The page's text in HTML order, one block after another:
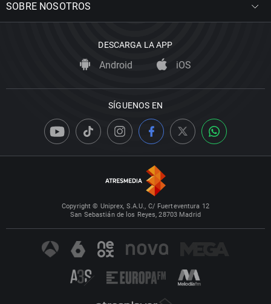
SOBRE NOSOTROS
DESCARGA LA APP
Android iOS
SÍGUENOS EN
Copyright © Uniprex, S.A.U., C/ Fuerteventura 12
San Sebastián de los Reyes, 28703 Madrid